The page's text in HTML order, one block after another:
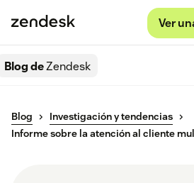
Ver
Blog deZendesk
Blog
Investigación y tendencias
Informe sobre la atención al cliente